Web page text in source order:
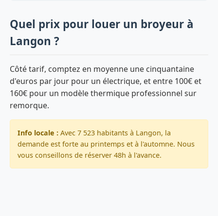
Quel prix pour louer un broyeur à
Langon ?
Côté tarif, comptez en moyenne une cinquantaine
d'euros par jour pour un électrique, et entre 100€ et
160€ pour un modèle thermique professionnel sur
remorque.
Info locale : Avec 7 523 habitants à Langon, la
demande est forte au printemps et à l'automne. Nous
vous conseillons de réserver 48h à l'avance.